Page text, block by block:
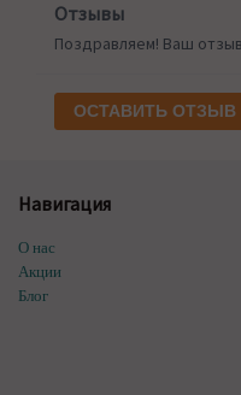
Отзывы
Поздравляем! Ваш
ОСТАВИТЬ ОТЗЫВ
Навигация
О нас
Акции
Блог